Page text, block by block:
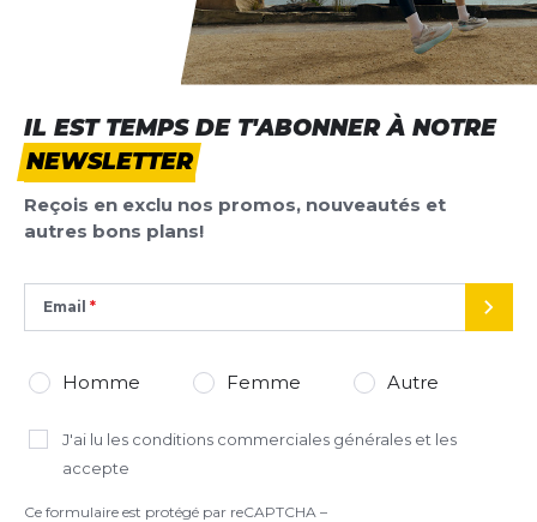
IL EST TEMPS DE T'ABONNER À NOTRE
NEWSLETTER
Reçois en exclu nos promos, nouveautés et
autres bons plans!
Email
Homme Femme Autre
J'ai lu les conditions commerciales générales et les
accepte
Ce formulaire est protégé par reCAPTCHA –